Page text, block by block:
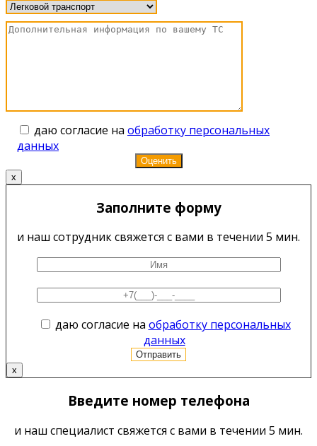
даю согласие на обработку персональных
данных
x
Заполните форму
и наш сотрудник свяжется с вами в течении 5 мин.
даю согласие на обработку персональных
данных
x
Введите номер телефона
и наш специалист свяжется с вами в течении 5 мин.